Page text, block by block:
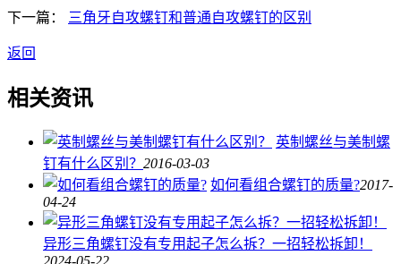
下一篇： 三角牙自攻螺钉和普通自攻螺钉的区别
返回
相关资讯
英制螺丝与美制螺
钉有什么区别？ 2016-03-03
如何看组合螺钉的质量?2017-
04-24
异形三角螺钉没有专用起子怎么拆？一招轻松拆卸！
2024-05-22